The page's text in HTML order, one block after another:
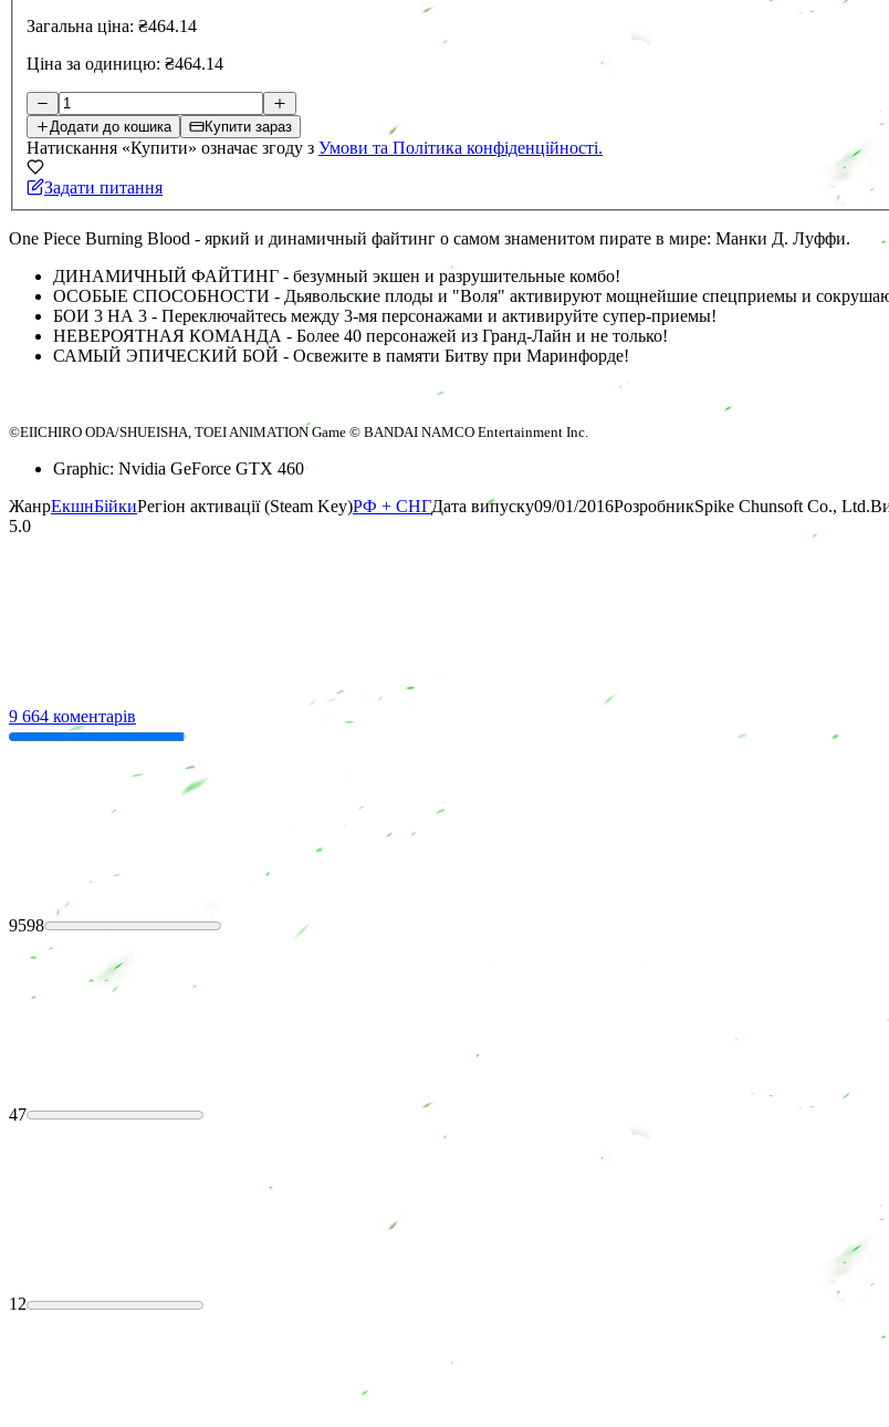
Загальна ціна: ₴464.14
Ціна за одиницю: ₴464.14
Додати до кошика Купити зараз
Натискання «Купити» означає згоду з Умови та Політика конфіденційності.
Задати питання
One Piece Burning Blood - яркий и динамичный файтинг о самом знаменитом пирате в мире: Манки Д. Луффи.
ДИНАМИЧНЫЙ ФАЙТИНГ - безумный экшен и разрушительные комбо!
ОСОБЫЕ СПОСОБНОСТИ - Дьявольские плоды и "Воля" активируют мощнейшие спецприемы и
БОИ 3 НА 3 - Переключайтесь между 3-мя персонажами и активируйте супер-приемы!
НЕВЕРОЯТНАЯ КОМАНДА - Более 40 персонажей из Гранд-Лайн и не только!
САМЫЙ ЭПИЧЕСКИЙ БОЙ - Освежите в памяти Битву при Маринфорде!
©EIICHIRO ODA/SHUEISHA, TOEI ANIMATION Game © BANDAI NAMCO Entertainment Inc.
Graphic: Nvidia GeForce GTX 460
ЖанрЕкшнБійкиРегіон активації (Steam Key)РФ + СНГДата випуску09/01/2016РозробникSpike Chunsoft Co., Ltd.
5.0
9 664 коментарів
9598
47
12